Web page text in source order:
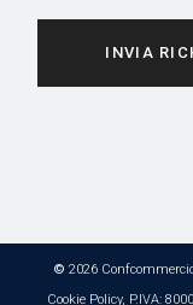
INVIA
© 2026
Cookie Policy, P.IVA: